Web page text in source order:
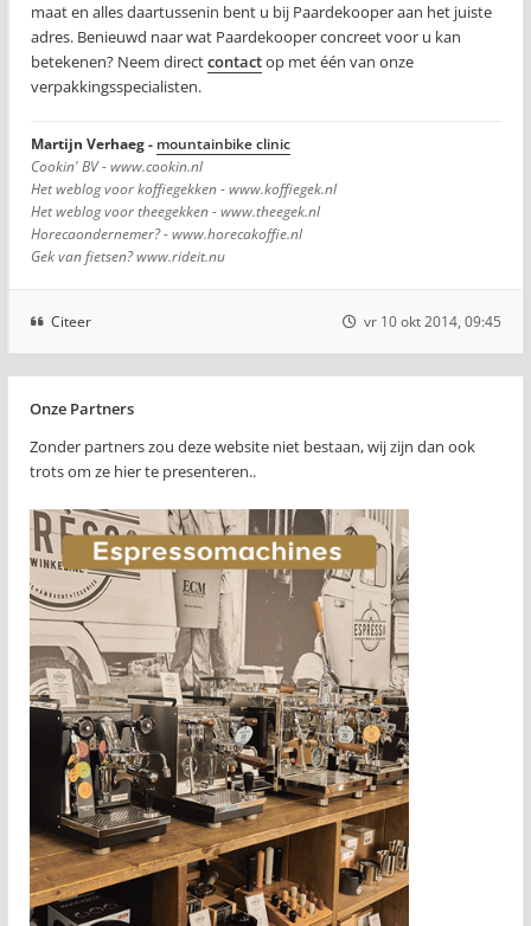
maat en alles daartussenin bent u bij Paardekooper aan het juiste
adres. Benieuwd naar wat Paardekooper concreet voor u kan
betekenen? Neem directcontactop met één van onze
verpakkingsspecialisten.
Martijn Verhaeg - mountainbike clinic
Cookin' BV - www.cookin.nl
Het weblog voor koffiegekken - www.koffiegek.nl
Het weblog voor theegekken - www.theegek.nl
Horecaondernemer? - www.horecakoffie.nl
Gek van fietsen? www.rideit.nu
Citeer vr 10 okt 2014, 09:45
Onze Partners
Zonder partners zou deze website niet bestaan, wij zijn dan ook
trots om ze hier te presenteren..